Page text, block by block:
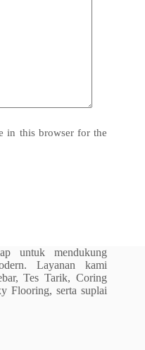
in this browser for the
untuk mendukung
Layanan kami
Tes Tarik, Coring
Flooring, serta suplai